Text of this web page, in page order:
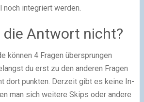
integriert werden.
die Antwort nicht?
können 4 Fragen übersprungen
du erst zu den anderen Fragen
dort punkten. Derzeit gibt es keine In-
man sich weitere Skips oder andere